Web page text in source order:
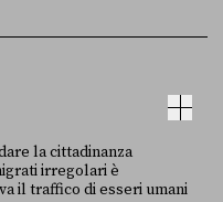
la cittadinanza
irregolari è
il traffico di esseri umani